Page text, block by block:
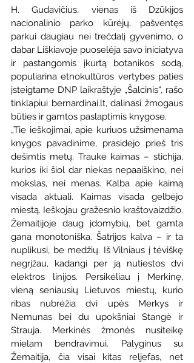
H. Gudavičius, vienas iš Dzūkijos
nacionalinio parko kūrėjų, pašventęs
parkui daugiau nei trečdalį gyvenimo, o
dabar Liškiavoje puoselėja savo iniciatyva
ir pastangomis įkurtą botanikos sodą,
populiarina etnokultūros vertybes paties
įsteigtame DNP laikraštyje „Šalcinis“, rašo
tinklapiui bernardinai.lt, dalinasi žmogaus
būties ir gamtos paslaptimis knygose.
„Tie ieškojimai, apie kuriuos užsimenama
knygos pavadinime, prasidėjo prieš tris
dešimtis metų. Traukė kaimas – stichija,
kurios iki šiol dar niekas nepaaiškino, nei
mokslas, nei menas. Kalba apie kaimą
visada aktuali. Kaimas visada gelbėjo
miestą. Ieškojau gražesnio kraštovaizdžio.
Žemaitijoje daug įdomybių, bet gamta
gana monotoniška. Šatrijos kalva – ir ta
nuplikusi, be medžių. Iš Vilniaus į tėviškę
negrįžau, kadangi per ją nutiestos dvi
elektros linijos. Persikėliau į Merkinę,
vieną seniausių Lietuvos miestų, kurio
ribas nubrėžia dvi upės Merkys ir
Nemunas bei du upokšniai Stangė ir
Strauja. Merkinės žmonės nusiteikę
mielam bendravimui. Palyginus su
Žemaitija, čia visai kitas reljefas, net